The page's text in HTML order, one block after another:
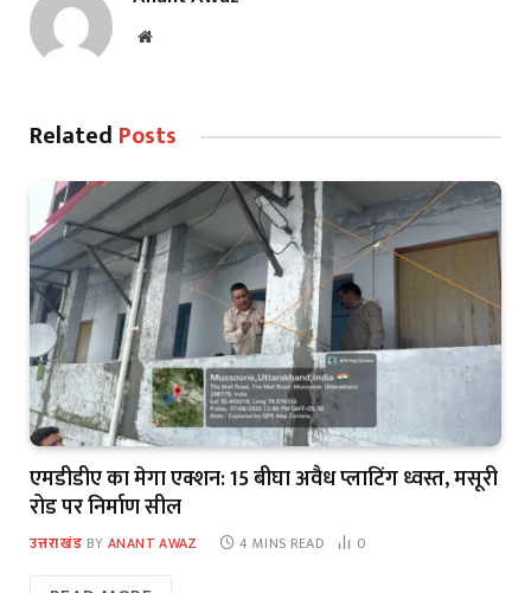
Website
Related Posts
एमडीडीए का मेगा एक्शन: 15 बीघा अवैध प्लाटिंग ध्वस्त, मसूरी
रोड पर निर्माण सील
उत्तराखंड BY ANANT AWAZ 4 MINS READ 0